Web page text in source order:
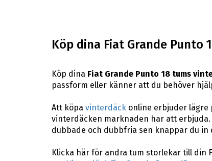
Köp dina Fiat Grande Punto
Köp dina Fiat Grande Punto 18 tums
passform eller känner att du behöver
Att köpa vinterdäckonline erbjuder lägre
vinterdäcken marknaden har att erbjuda.
dubbade och dubbfria sen knappar du in
Klicka här för andra tum storlekar till din